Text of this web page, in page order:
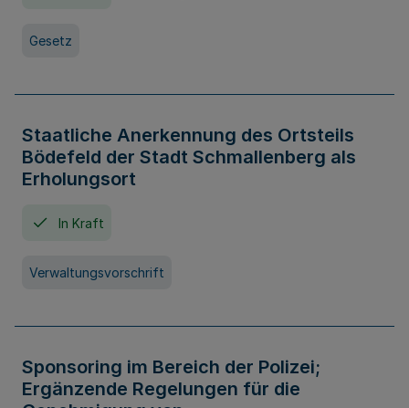
Gesetz
Staatliche Anerkennung des Ortsteils
Bödefeld der Stadt Schmallenberg als
Erholungsort
In Kraft
Verwaltungsvorschrift
Sponsoring im Bereich der Polizei;
Ergänzende Regelungen für die